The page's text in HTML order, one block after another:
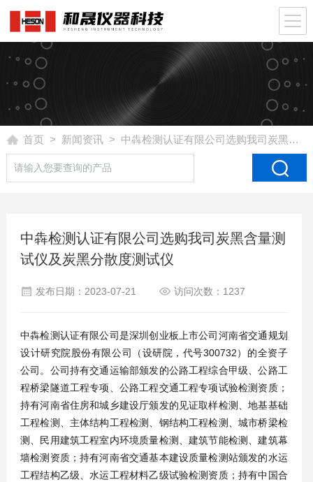
首页 > 新闻资讯> 中犇检测认证有限公司选购我司炭黑含量测试仪及炭黑分散度测试仪
中犇检测认证有限公司选购我司炭黑含量测
试仪及炭黑分散度测试仪
发布日期：2023-07-21 访问次数：1237
中犇检测认证有限公司是深圳创业板上市公司河南省交通规划
设计研究院股份有限公司（设研院，代号300732）的全资子
公司。公司持有交通运输部颁发的公路工程综合甲级、公路工
程桥梁隧道工程专项、公路工程交通工程专项试验检测资质；
持有河南省住房和城乡建设厅颁发的见证取样检测、地基基础
工程检测、主体结构工程检测、钢结构工程检测、城市桥梁检
测、民用建筑工程室内环境质量检测、建筑节能检测、建筑幕
墙检测资质；持有河南省交通基本建设质量检测站颁发的水运
工程结构乙级、水运工程材料乙级试验检测资质；持有中国合